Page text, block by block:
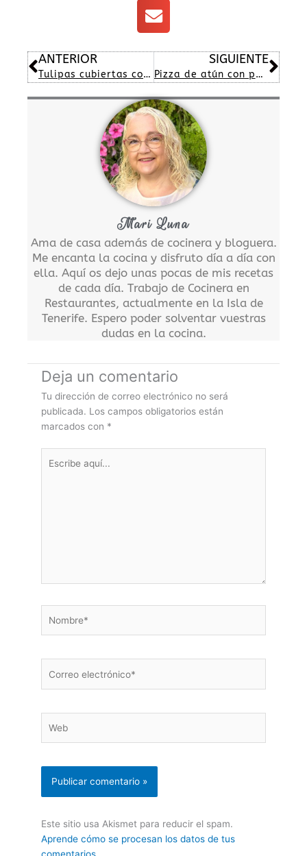
Ant
ANTERIOR
Tulipas cubiertas con chocolate
SIGUIENTE
Pizza de atún con pepperoni y champiñones
Mari Luna
Ama de casa además de cocinera y bloguera.
Me encanta la cocina y disfruto día a día con
ella. Aquí os dejo unas pocas de mis recetas
de cada día. Trabajo de Cocinera en
Restaurantes, actualmente en la Isla de
Tenerife. Espero poder solventar vuestras
dudas en la cocina.
Deja un comentario
Tu dirección de correo electrónico no será
publicada. Los campos obligatorios están
marcados con *
aquí...
electrónico*
Este sitio usa Akismet para reducir el spam.
Aprende cómo se procesan los datos de tus
comentarios.